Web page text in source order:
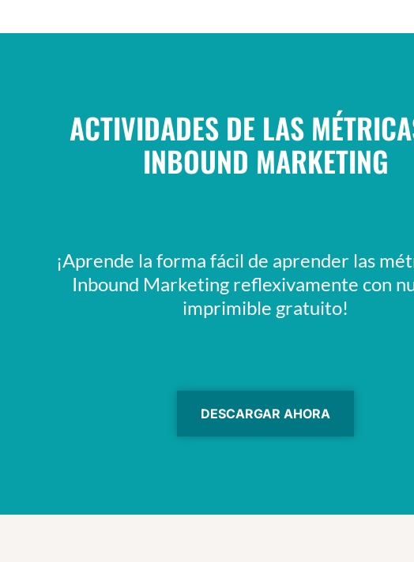
ACTIVIDADES DE LAS
INBOUND MARKETING
¡Aprende la forma fácil de aprender las
Inbound Marketing reflexivamente con
imprimible gratuito!
DESCARGAR AHORA